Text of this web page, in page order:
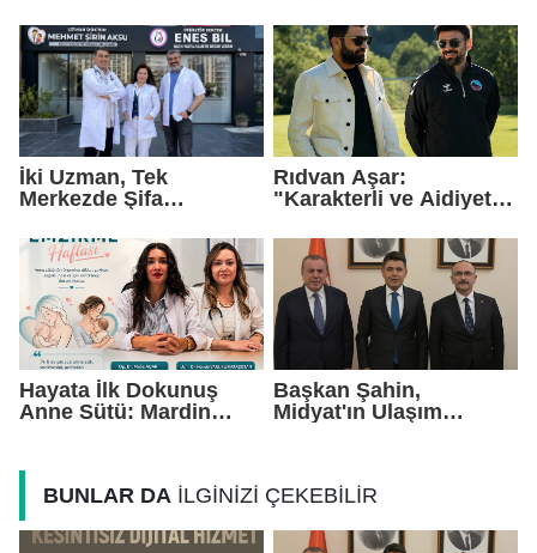
Geleceğimizi
Korumaktır"
İki Uzman, Tek
Merkezde Şifa
Rıdvan Aşar:
"Karakterli ve Aidiyet
Kadro Kuruyoruz"
Hayata İlk Dokunuş
Anne Sütü: Mardin
Başkan Şahin,
Midyat'ın Ulaşım
BUNLAR DA İLGİNİZİ ÇEKEBİLİR